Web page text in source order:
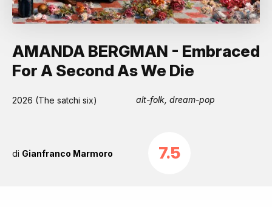
AMANDA BERGMAN - Embraced
For A Second As We Die
2026 (The satchi six) alt-folk, dream-pop
di Gianfranco Marmoro 7.5